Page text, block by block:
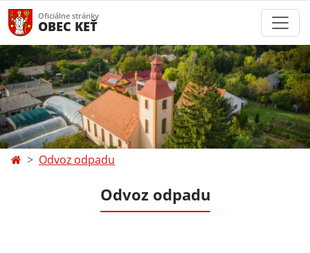
Oficiálne stránky
OBEC KEŤ
Odvoz odpadu
Odvoz odpadu